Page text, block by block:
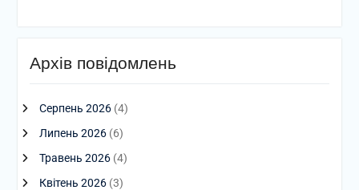
Архів повідомлень
Серпень 2026(4)
Липень 2026(6)
Травень 2026(4)
Квітень 2026(3)